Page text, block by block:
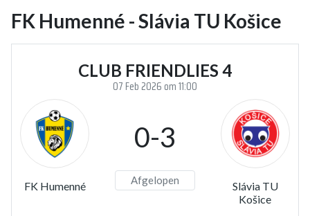
FK Humenné - Slávia TU Košice
CLUB FRIENDLIES 4
07 Feb 2026 om 11:00
FK Humenné
0-3
Afgelopen
Slávia TU
Košice